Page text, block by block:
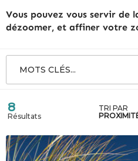
Vous pouvez vous servir de
dézoomer, et affiner votre
MOTS CLÉS...
8
Résultats
TRI PAR